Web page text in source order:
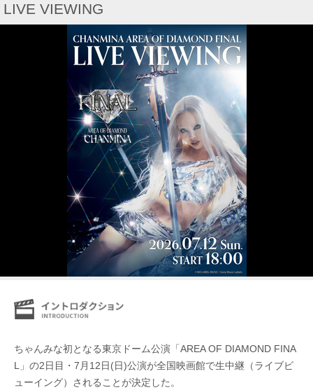
LIVE VIEWING
ちゃんみな初となる東京ドーム公演「AREA OF DIAMOND FINA
L」の2日目・7月12日(日)公演が全国映画館で生中継（ライブビ
ューイング）されることが決定した。